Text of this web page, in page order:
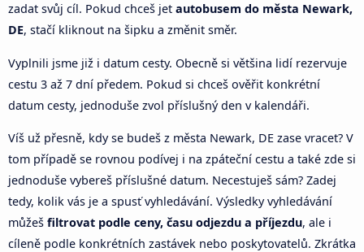
zadat svůj cíl. Pokud chceš jet autobusem do města Newark,
DE, stačí kliknout na šipku a změnit směr.
Vyplnili jsme již i datum cesty. Obecně si většina lidí rezervuje
cestu 3 až 7 dní předem. Pokud si chceš ověřit konkrétní
datum cesty, jednoduše zvol příslušný den v kalendáři.
Víš už přesně, kdy se budeš z města Newark, DE zase vracet? V
tom případě se rovnou podívej i na zpáteční cestu a také zde si
jednoduše vybereš příslušné datum. Necestuješ sám? Zadej
tedy, kolik vás je a spusť vyhledávání. Výsledky vyhledávání
můžeš filtrovat podle ceny, času odjezdu a příjezdu, ale i
cíleně podle konkrétních zastávek nebo poskytovatelů. Zkrátka